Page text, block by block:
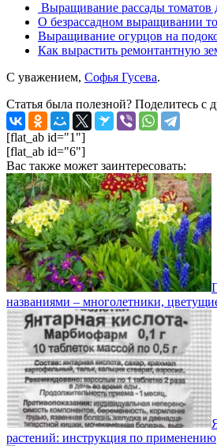
Выращивание рассады томатов
О безрассадном выращивании
Выращивание огурцов на
Как вырастить ремонтантную
С уважением, Софья Гусева.
Статья была полезной? Поделитесь с
[flat_ab id="1"]
[flat_ab id="6"]
Вас также может заинтересовать:
названиями – многолетники,
растений: инструкция по применению